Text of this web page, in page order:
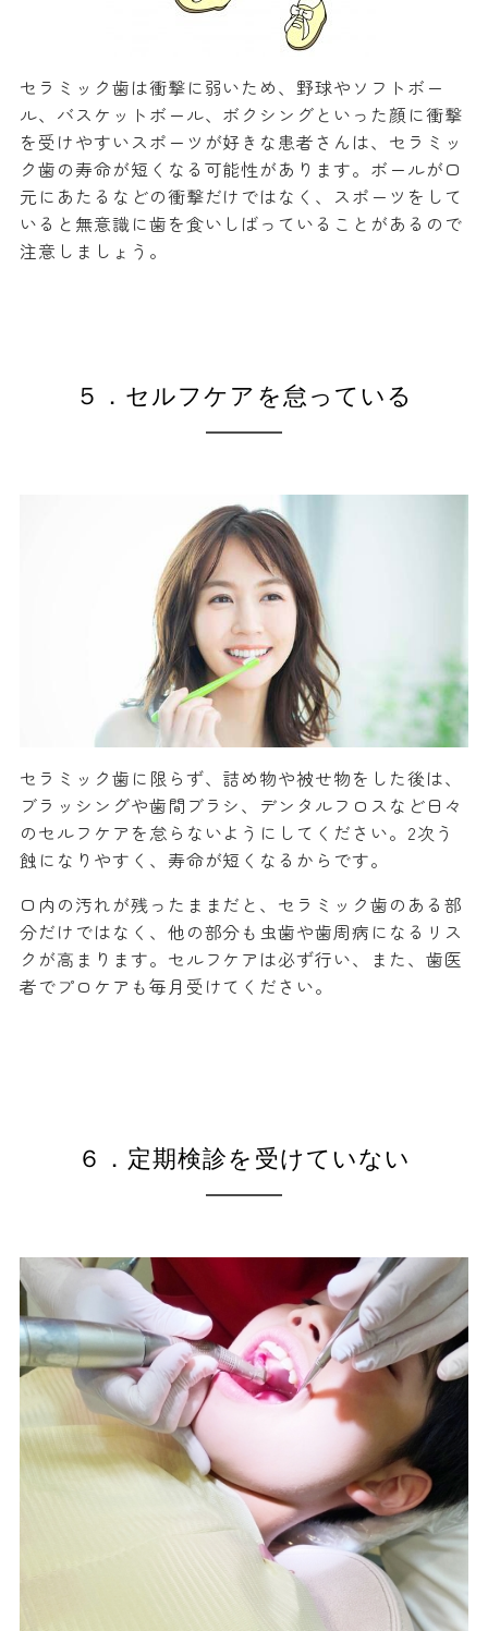
セラミック歯は衝撃に弱いため、野球やソフトボー
ル、バスケットボール、ボクシングといった顔に衝撃
を受けやすいスポーツが好きな患者さんは、セラミッ
ク歯の寿命が短くなる可能性があります。ボールが口
元にあたるなどの衝撃だけではなく、スポーツをして
いると無意識に歯を食いしばっていることがあるので
注意しましょう。
５．セルフケアを怠っている
セラミック歯に限らず、詰め物や被せ物をした後は、
ブラッシングや歯間ブラシ、デンタルフロスなど日々
のセルフケアを怠らないようにしてください。2次う
蝕になりやすく、寿命が短くなるからです。
口内の汚れが残ったままだと、セラミック歯のある部
分だけではなく、他の部分も虫歯や歯周病になるリス
クが高まります。セルフケアは必ず行い、また、歯医
者でプロケアも毎月受けてください。
６．定期検診を受けていない